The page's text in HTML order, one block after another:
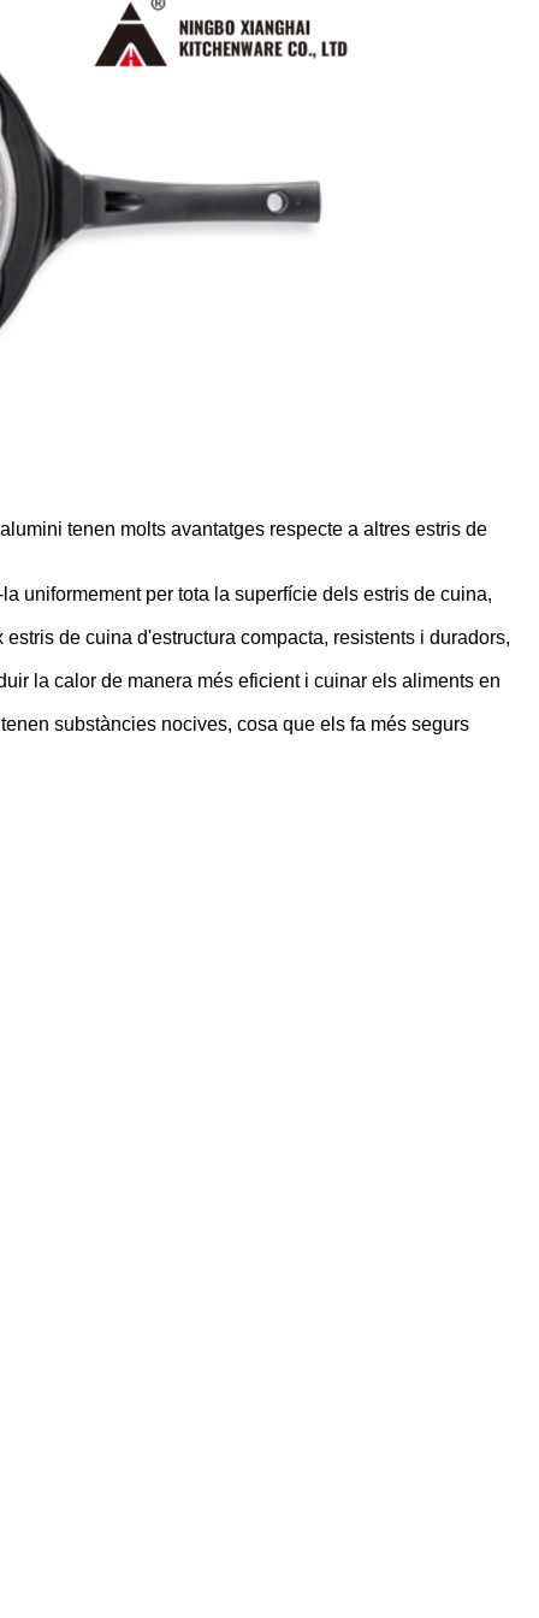
tenen molts avantatges respecte a altres estris de
uniformement per tota la superfície dels estris de cuina,
de cuina d'estructura compacta, resistents i duradors,
la calor de manera més eficient i cuinar els aliments en
substàncies nocives, cosa que els fa més segurs